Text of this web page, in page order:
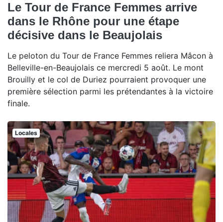
Le Tour de France Femmes arrive
dans le Rhône pour une étape
décisive dans le Beaujolais
Le peloton du Tour de France Femmes reliera Mâcon à
Belleville-en-Beaujolais ce mercredi 5 août. Le mont
Brouilly et le col de Duriez pourraient provoquer une
première sélection parmi les prétendantes à la victoire
finale.
Locales